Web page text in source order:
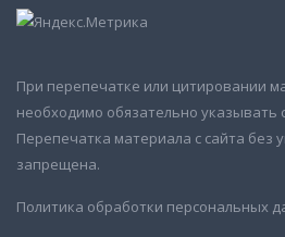
При перепечатке или цитировании
необходимо обязательно указывать
Перепечатка материала с сайта без
запрещена.
Политика обработки персональных